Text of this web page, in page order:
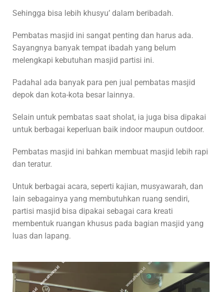
Sehingga bisa lebih khusyu’ dalam beribadah.
Pembatas masjid ini sangat penting dan harus ada.
Sayangnya banyak tempat ibadah yang belum
melengkapi kebutuhan masjid partisi ini.
Padahal ada banyak para pen jual pembatas masjid
depok dan kota-kota besar lainnya.
Selain untuk pembatas saat sholat, ia juga bisa dipakai
untuk berbagai keperluan baik indoor maupun outdoor.
Pembatas masjid ini bahkan membuat masjid lebih rapi
dan teratur.
Untuk berbagai acara, seperti kajian, musyawarah, dan
lain sebagainya yang membutuhkan ruang sendiri,
partisi masjid bisa dipakai sebagai cara kreati
membentuk ruangan khusus pada bagian masjid yang
luas dan lapang.